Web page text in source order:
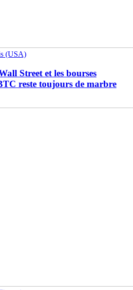
(USA)
Street et les bourses
reste toujours de marbre